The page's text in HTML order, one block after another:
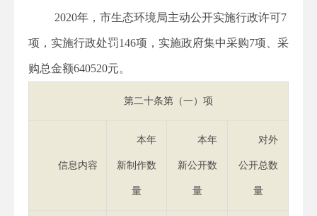
2020年，市生态环境局主动公开实施行政许可7
项，实施行政处罚146项，实施政府集中采购7项、采
购总金额640520元。
第二十条第（一）项
信息内容
本年
新制作数
量
本年
新公开数
量
对外
公开总数
量